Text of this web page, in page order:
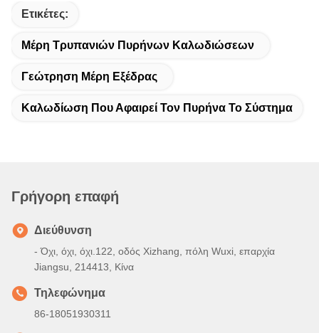
Ετικέτες:
Μέρη Τρυπανιών Πυρήνων Καλωδιώσεων
Γεώτρηση Μέρη Εξέδρας
Καλωδίωση Που Αφαιρεί Τον Πυρήνα Το Σύστημα
Γρήγορη επαφή
Διεύθυνση
- Όχι, όχι, όχι.122, οδός Xizhang, πόλη Wuxi, επαρχία
Jiangsu, 214413, Κίνα
Τηλεφώνημα
86-18051930311